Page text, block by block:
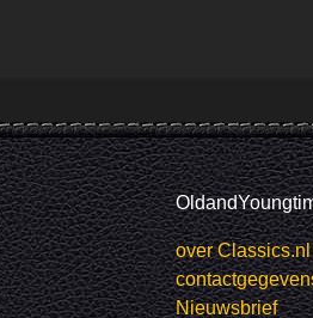
over Classics.nl
Nieuwsbrief